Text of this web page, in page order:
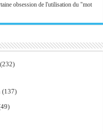
obsession de l'utilisation du "mot
(232)
(137)